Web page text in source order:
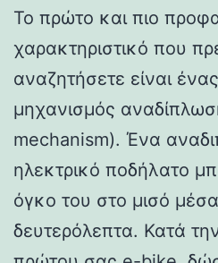
Το πρώτο και πιο
χαρακτηριστικό που
αναζητήσετε είναι
μηχανισμός
mechanism). Ένα
ηλεκτρικό ποδήλατο
όγκο του στο μισό
δευτερόλεπτα. Κατά